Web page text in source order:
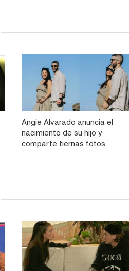
Angie Alvarado anuncia el
nacimiento de su hijo y
comparte tiernas fotos